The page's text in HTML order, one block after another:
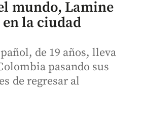
mundo, Lamine
la ciudad
de 19 años, lleva
pasando sus
de regresar al